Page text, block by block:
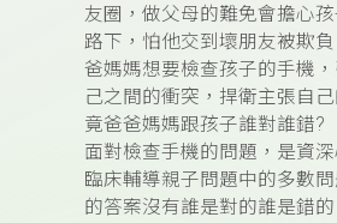
友圈，做父母的難免會擔心
路下，怕他交到壞朋友被欺
爸媽媽想要檢查孩子的手機
己之間的衝突，捍衛主張自
竟爸爸媽媽跟孩子誰對誰錯?
面對檢查手機的問題，是資
臨床輔導親子問題中的多數
的答案沒有誰是對的誰是錯